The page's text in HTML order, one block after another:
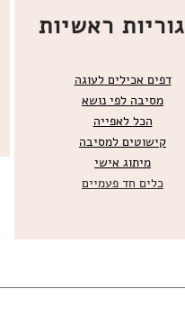
ראשיות
דפים אכילים לעוגה
מסיבה לפי נושא
הכל לאפייה
קישוטים למסיבה
מיתוג אישי
כלים חד פעמיים